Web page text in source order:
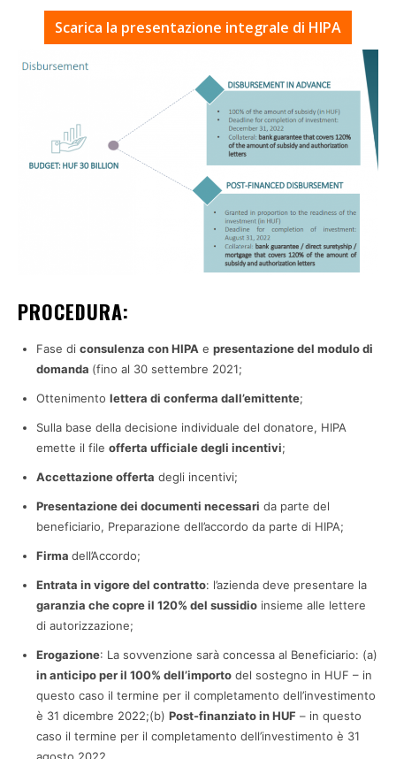
Scarica la presentazione integrale di HIPA
PROCEDURA:
Fase di consulenza con HIPA e presentazione del modulo di
domanda (fino al 30 settembre 2021;
Ottenimento lettera di conferma dall’emittente;
Sulla base della decisione individuale del donatore, HIPA
emette il file offerta ufficiale degli incentivi;
Accettazione offerta degli incentivi;
Presentazione dei documenti necessari da parte del
beneficiario, Preparazione dell’accordo da parte di HIPA;
Firma dell’Accordo;
Entrata in vigore del contratto: l’azienda deve presentare la
garanzia che copre il 120% del sussidio insieme alle lettere
di autorizzazione;
Erogazione: La sovvenzione sarà concessa al Beneficiario: (a)
in anticipo per il 100% dell’importo del sostegno in HUF – in
questo caso il termine per il completamento dell’investimento
è 31 dicembre 2022;(b) Post-finanziato in HUF – in questo
caso il termine per il completamento dell’investimento è 31
agosto 2022